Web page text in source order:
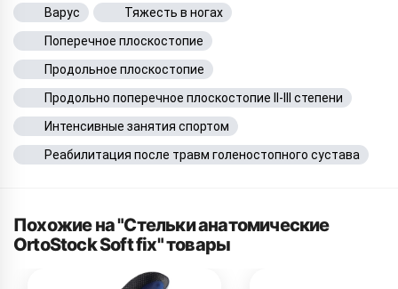
Варус
Тяжесть в ногах
Поперечное плоскостопие
Продольное плоскостопие
Продольно поперечное плоскостопие II-III степени
Интенсивные занятия спортом
Реабилитация после травм голеностопного сустава
Похожие на "Стельки анатомические
OrtoStock Soft fix" товары